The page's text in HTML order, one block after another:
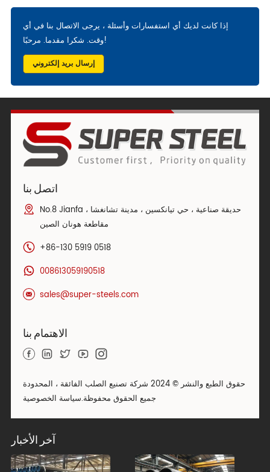
إذا كانت لديك أي استفسارات وأسئلة ، يرجى الاتصال بنا في أي
وقت. شكرا مقدما. مرحبًا!
إرسال بريد إلكتروني
اتصل بنا
No.8 Jianfa حديقة صناعية ، حي تيانكسين ، مدينة تشانغشا ،
مقاطعة هونان الصين
+86-130 5919 0518
008613059190518
sales@super-steels.com
الاهتمام بنا
حقوق الطبع والنشر © 2024 شركة تصنيع الصلب الفائقة ، المحدودة
جميع الحقوق محفوظة.سياسة الخصوصية
آخر الأخبار